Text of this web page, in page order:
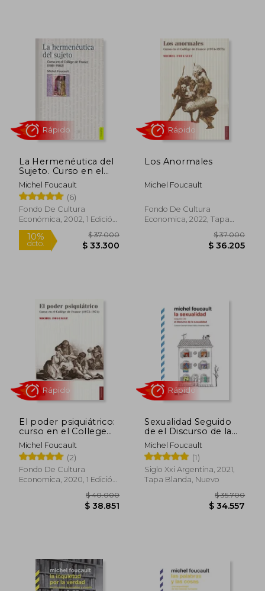
4%
dcto.
4%
dcto.
$ 23.000
$ 22.099
La Hermenéutica del
Sujeto. Curso en el
Collége de France
Michel Foucault
(6)
Fondo De Cultura
Económica, 2002, 1 Edición,
Tapa Blanda, Nuevo
Los Anormales
Michel Foucault
Fondo De Cultura
Economica, 2022, Tapa
El poder psiquiátrico:
curso en el College
de France: 1973-1974
Michel Foucault
(2)
Fondo De Cultura
Economica, 2020, 1 Edición,
Sexualidad Seguido
de el Discurso de la
Sexualidad
Michel Foucault
(1)
Siglo Xxi Argentina, 2021,
Tapa Blanda, Nuevo